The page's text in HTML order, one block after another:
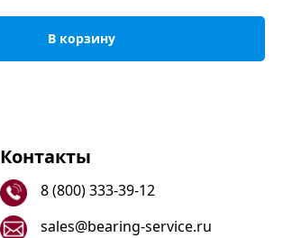
В корзину
Контакты
8 (800) 333-39-12
sales@bearing-service.ru